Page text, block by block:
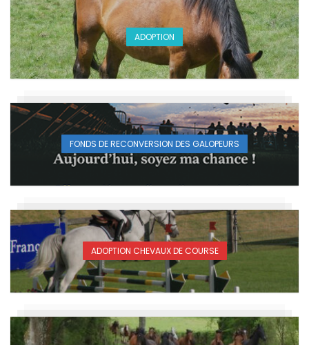
ADOPTION
FONDS DE RECONVERSION DES GALOPEURS
ADOPTION CHEVAUX DE COURSE